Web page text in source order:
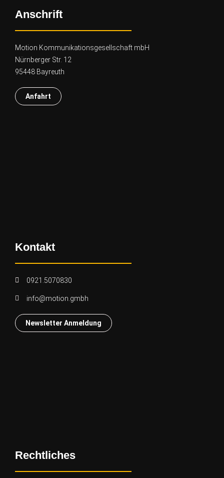
Anschrift
Motion Kommunikationsgesellschaft mbH
Nürnberger Str. 12
95448 Bayreuth
Anfahrt
Kontakt
0921.5070830
info@motion.gmbh
Newsletter Anmeldung
Rechtliches